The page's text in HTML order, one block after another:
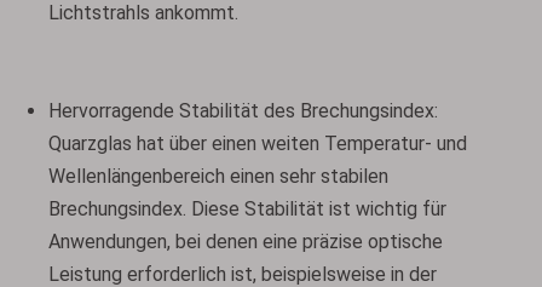
Lichtstrahls ankommt.
Hervorragende Stabilität des Brechungsindex:
Quarzglas hat über einen weiten Temperatur- und
Wellenlängenbereich einen sehr stabilen
Brechungsindex. Diese Stabilität ist wichtig für
Anwendungen, bei denen eine präzise optische
Leistung erforderlich ist, beispielsweise in der